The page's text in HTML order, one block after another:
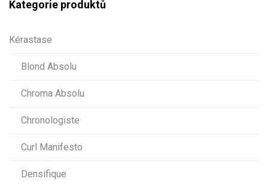
Kategorie produktů
Kérastase
Blond Absolu
Chroma Absolu
Chronologiste
Curl Manifesto
Densifique